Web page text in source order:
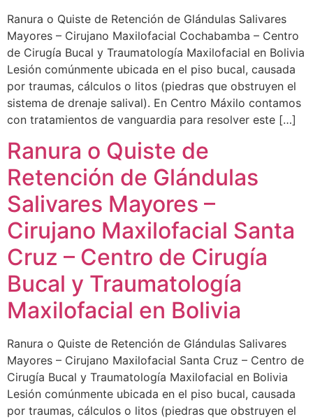
Ranura o Quiste de Retención de Glándulas Salivares
Mayores – Cirujano Maxilofacial Cochabamba – Centro
de Cirugía Bucal y Traumatología Maxilofacial en Bolivia
Lesión comúnmente ubicada en el piso bucal, causada
por traumas, cálculos o litos (piedras que obstruyen el
sistema de drenaje salival). En Centro Máxilo contamos
con tratamientos de vanguardia para resolver este […]
Ranura o Quiste de
Retención de Glándulas
Salivares Mayores –
Cirujano Maxilofacial Santa
Cruz – Centro de Cirugía
Bucal y Traumatología
Maxilofacial en Bolivia
Ranura o Quiste de Retención de Glándulas Salivares
Mayores – Cirujano Maxilofacial Santa Cruz – Centro de
Cirugía Bucal y Traumatología Maxilofacial en Bolivia
Lesión comúnmente ubicada en el piso bucal, causada
por traumas, cálculos o litos (piedras que obstruyen el